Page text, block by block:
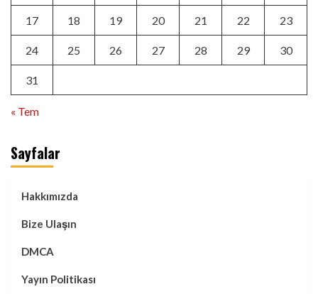
17 18 19 20 21 22 23
24 25 26 27 28 29 30
31
« Tem
Sayfalar
Hakkımızda
Bize Ulaşın
DMCA
Yayın Politikası